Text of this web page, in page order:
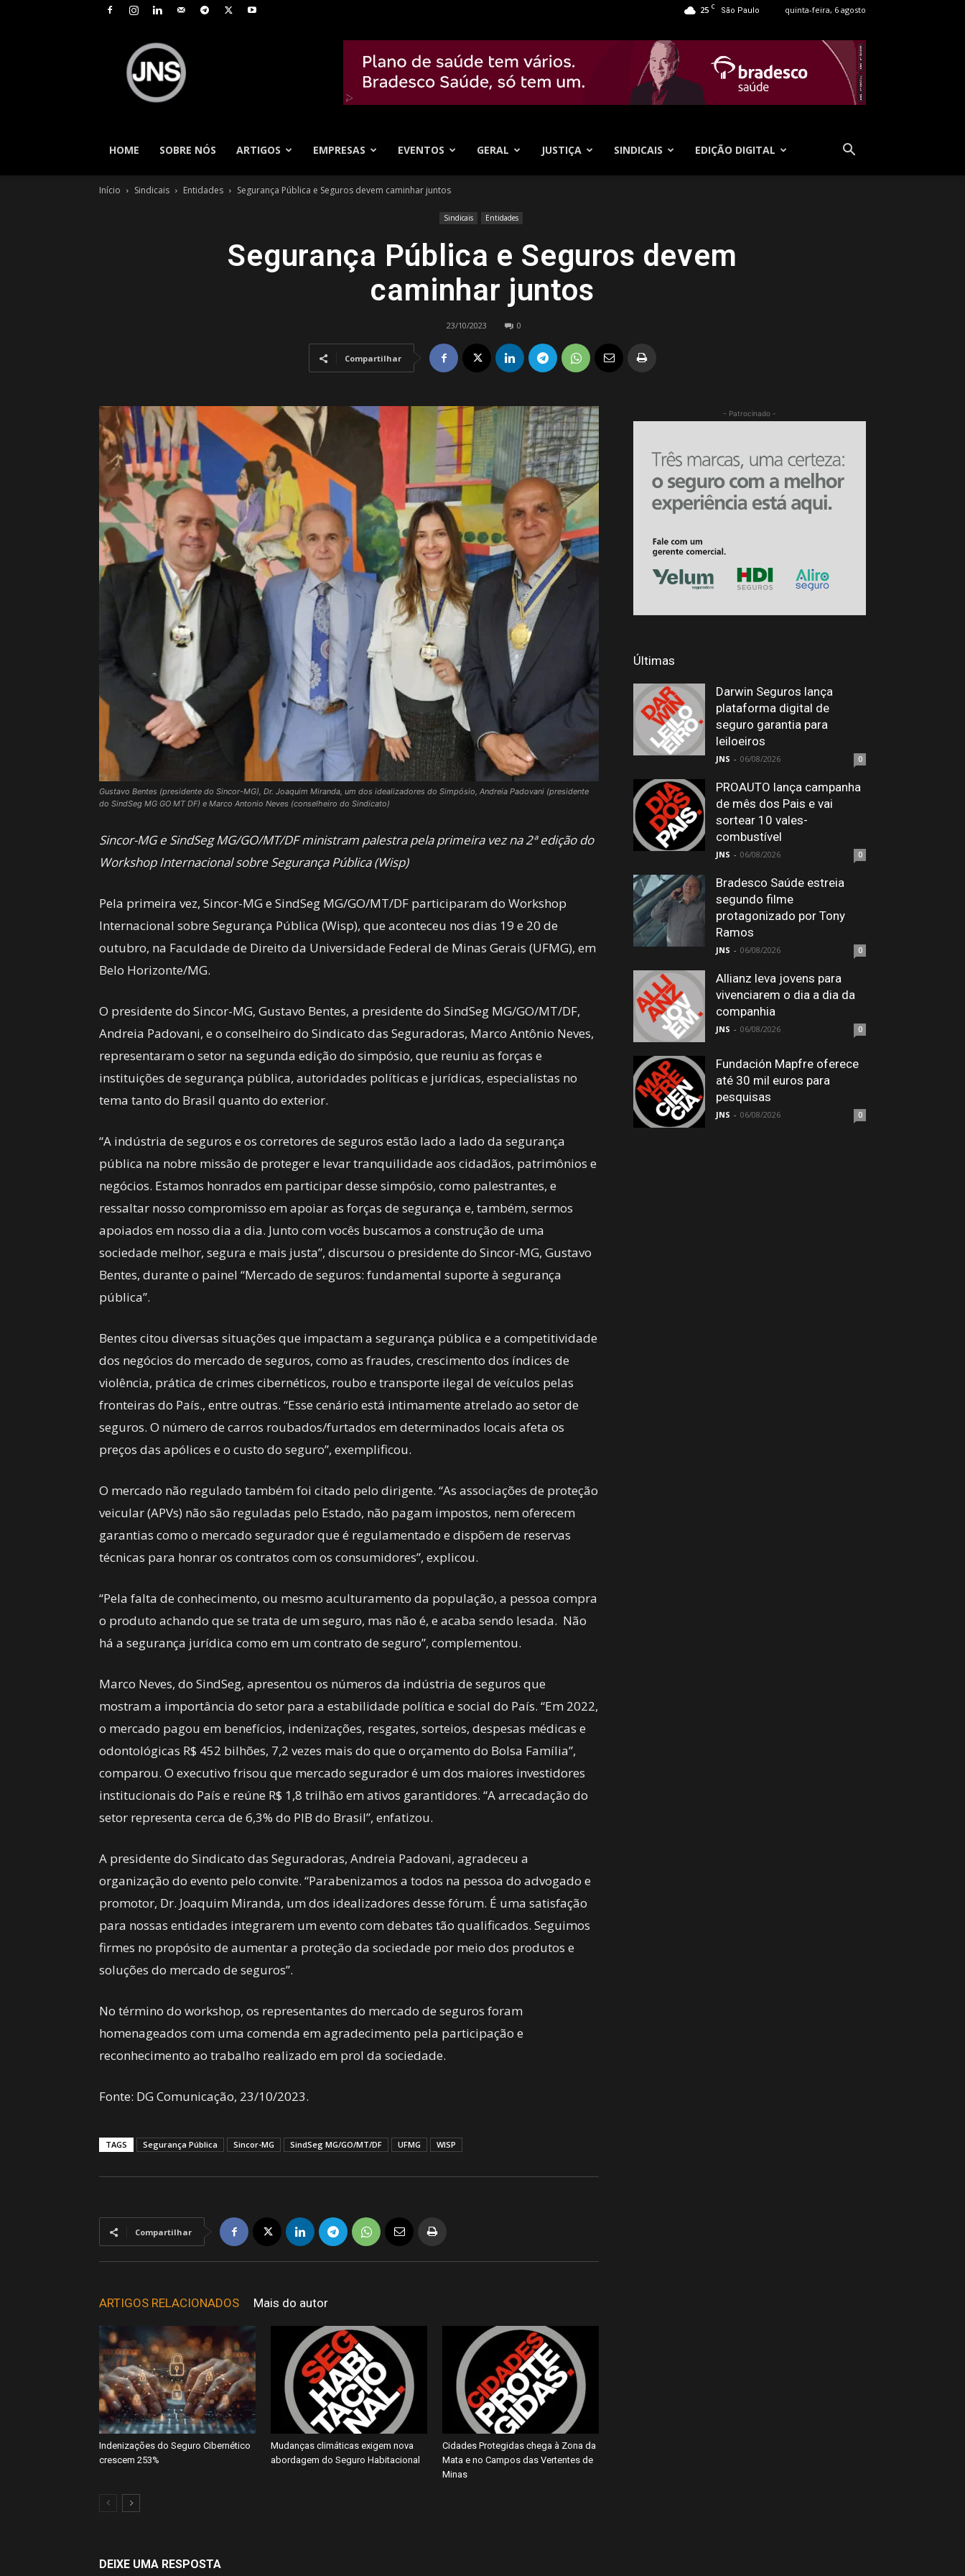
25 C São Paulo quinta-feira, 6 agosto
HOME
SOBRE NÓS ARTIGOS EMPRESAS EVENTOS GERAL JUSTIÇA SINDICAIS EDIÇÃO DIGITAL
Início Sindicais Entidades Segurança Pública e Seguros devem caminhar juntos
Sindicais Entidades
Segurança Pública e Seguros devem
caminhar juntos
23/10/2023 0
Compartilhar
Gustavo Bentes (presidente do Sincor-MG), Dr. Joaquim Miranda, um dos idealizadores do Simpósio, Andreia Padovani (presidente
do SindSeg MG GO MT DF) e Marco Antonio Neves (conselheiro do Sindicato)
Sincor-MG e SindSeg MG/GO/MT/DF ministram palestra pela primeira vez na 2ª edição do
Workshop Internacional sobre Segurança Pública (Wisp)
Pela primeira vez, Sincor-MG e SindSeg MG/GO/MT/DF participaram do Workshop
Internacional sobre Segurança Pública (Wisp), que aconteceu nos dias 19 e 20 de
outubro, na Faculdade de Direito da Universidade Federal de Minas Gerais (UFMG), em
Belo Horizonte/MG.
O presidente do Sincor-MG, Gustavo Bentes, a presidente do SindSeg MG/GO/MT/DF,
Andreia Padovani, e o conselheiro do Sindicato das Seguradoras, Marco Antônio Neves,
representaram o setor na segunda edição do simpósio, que reuniu as forças e
instituições de segurança pública, autoridades políticas e jurídicas, especialistas no
tema tanto do Brasil quanto do exterior.
“A indústria de seguros e os corretores de seguros estão lado a lado da segurança
pública na nobre missão de proteger e levar tranquilidade aos cidadãos, patrimônios e
negócios. Estamos honrados em participar desse simpósio, como palestrantes, e
ressaltar nosso compromisso em apoiar as forças de segurança e, também, sermos
apoiados em nosso dia a dia. Junto com vocês buscamos a construção de uma
sociedade melhor, segura e mais justa”, discursou o presidente do Sincor-MG, Gustavo
Bentes, durante o painel “Mercado de seguros: fundamental suporte à segurança
pública”.
Bentes citou diversas situações que impactam a segurança pública e a competitividade
dos negócios do mercado de seguros, como as fraudes, crescimento dos índices de
violência, prática de crimes cibernéticos, roubo e transporte ilegal de veículos pelas
fronteiras do País., entre outras. “Esse cenário está intimamente atrelado ao setor de
seguros. O número de carros roubados/furtados em determinados locais afeta os
preços das apólices e o custo do seguro”, exemplificou.
O mercado não regulado também foi citado pelo dirigente. “As associações de proteção
veicular (APVs) não são reguladas pelo Estado, não pagam impostos, nem oferecem
garantias como o mercado segurador que é regulamentado e dispõem de reservas
técnicas para honrar os contratos com os consumidores”, explicou.
“Pela falta de conhecimento, ou mesmo aculturamento da população, a pessoa compra
o produto achando que se trata de um seguro, mas não é, e acaba sendo lesada. Não
há a segurança jurídica como em um contrato de seguro”, complementou.
Marco Neves, do SindSeg, apresentou os números da indústria de seguros que
mostram a importância do setor para a estabilidade política e social do País. “Em 2022,
o mercado pagou em benefícios, indenizações, resgates, sorteios, despesas médicas e
odontológicas R$ 452 bilhões, 7,2 vezes mais do que o orçamento do Bolsa Família”,
comparou. O executivo frisou que mercado segurador é um dos maiores investidores
institucionais do País e reúne R$ 1,8 trilhão em ativos garantidores. “A arrecadação do
setor representa cerca de 6,3% do PIB do Brasil”, enfatizou.
A presidente do Sindicato das Seguradoras, Andreia Padovani, agradeceu a
organização do evento pelo convite. “Parabenizamos a todos na pessoa do advogado e
promotor, Dr. Joaquim Miranda, um dos idealizadores desse fórum. É uma satisfação
para nossas entidades integrarem um evento com debates tão qualificados. Seguimos
firmes no propósito de aumentar a proteção da sociedade por meio dos produtos e
soluções do mercado de seguros”.
No término do workshop, os representantes do mercado de seguros foram
homenageados com uma comenda em agradecimento pela participação e
reconhecimento ao trabalho realizado em prol da sociedade.
Fonte: DG Comunicação, 23/10/2023.
TAGS Segurança Pública Sincor-MG SindSeg MG/GO/MT/DF UFMG WISP
Compartilhar
ARTIGOS RELACIONADOS Mais do autor
Indenizações do Seguro Cibernético
crescem 253%
Mudanças climáticas exigem nova
abordagem do Seguro Habitacional
Cidades Protegidas chega à Zona da
Mata e no Campos das Vertentes de
Minas
DEIXE UMA RESPOSTA
- Patrocinado -
Últimas
Darwin Seguros lança
plataforma digital de
seguro garantia para
leiloeiros
JNS - 06/08/2026 0
PROAUTO lança campanha
de mês dos Pais e vai
sortear 10 vales-
combustível
JNS - 06/08/2026 0
Bradesco Saúde estreia
segundo filme
protagonizado por Tony
Ramos
JNS - 06/08/2026 0
Allianz leva jovens para
vivenciarem o dia a dia da
companhia
JNS - 06/08/2026 0
Fundación Mapfre oferece
até 30 mil euros para
pesquisas
JNS - 06/08/2026 0